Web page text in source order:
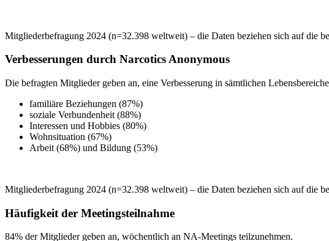
Mitgliederbefragung 2024 (n=32.398 weltweit) – die Daten beziehen sich auf die
Verbesserungen durch Narcotics Anonymous
Die befragten Mitglieder geben an, eine Verbesserung in sämtlichen
familiäre Beziehungen (87%)
soziale Verbundenheit (88%)
Interessen und Hobbies (80%)
Wohnsituation (67%)
Arbeit (68%) und Bildung (53%)
Mitgliederbefragung 2024 (n=32.398 weltweit) – die Daten beziehen sich auf die
Häufigkeit der Meetingsteilnahme
84% der Mitglieder geben an, wöchentlich an NA-Meetings teilzunehmen.